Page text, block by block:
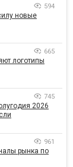
594
новые
665
логотипы
745
2026
961
рынка по